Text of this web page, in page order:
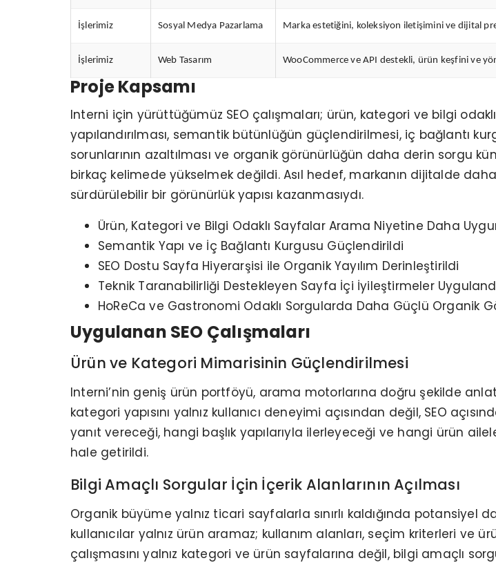
İşlerimiz Sosyal Medya Pazarlama Marka estetiğini, koleksiyon iletişimini ve dijital
İşlerimiz Web Tasarım WooCommerce ve API destekli, ürün keşfini ve
Proje Kapsamı
Interni için yürüttüğümüz SEO çalışmaları; ürün, kategori ve bilgi
yapılandırılması, semantik bütünlüğün güçlendirilmesi, iç bağlantı
sorunlarının azaltılması ve organik görünürlüğün daha derin sorgu
birkaç kelimede yükselmek değildi. Asıl hedef, markanın dijitalde
sürdürülebilir bir görünürlük yapısı kazanmasıydı.
Ürün, Kategori ve Bilgi Odaklı Sayfalar Arama Niyetine Daha
Semantik Yapı ve İç Bağlantı Kurgusu Güçlendirildi
SEO Dostu Sayfa Hiyerarşisi ile Organik Yayılım Derinleştirildi
Teknik Taranabilirliği Destekleyen Sayfa İçi İyileştirmeler
HoReCa ve Gastronomi Odaklı Sorgularda Daha Güçlü Organik
Uygulanan SEO Çalışmaları
Ürün ve Kategori Mimarisinin Güçlendirilmesi
Interni’nin geniş ürün portföyü, arama motorlarına doğru şekilde
kategori yapısını yalnız kullanıcı deneyimi açısından değil, SEO
yanıt vereceği, hangi başlık yapılarıyla ilerleyeceği ve hangi ürün
hale getirildi.
Bilgi Amaçlı Sorgular İçin İçerik Alanlarının Açılması
Organik büyüme yalnız ticari sayfalarla sınırlı kaldığında
kullanıcılar yalnız ürün aramaz; kullanım alanları, seçim kriterleri ve
çalışmasını yalnız kategori ve ürün sayfalarına değil, bilgi amaçlı